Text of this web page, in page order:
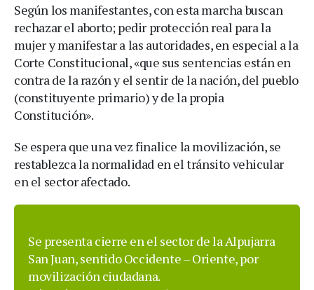
Según los manifestantes, con esta marcha buscan
rechazar el aborto; pedir protección real para la
mujer y manifestar a las autoridades, en especial a la
Corte Constitucional, «que sus sentencias están en
contra de la razón y el sentir de la nación, del pueblo
(constituyente primario) y de la propia
Constitución».
Se espera que una vez finalice la movilización, se
restablezca la normalidad en el tránsito vehicular
en el sector afectado.
Se presenta cierre en el sector de la Alpujarra
San Juan, sentido Occidente – Oriente, por
movilización ciudadana.